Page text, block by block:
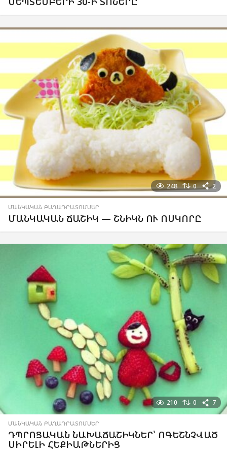
248 0 2
ՄԱՆԿԱԿԱՆ ԲԱՂԱԴՐԱՏՈՄՍԵՐ
ՄԱՆԿԱԿԱՆ ՃԱՇԻԿ — ՇՆԻԿՆ ՈՒ ՈՍԿՈՐԸ
210 0 7
ՄԱՆԿԱԿԱՆ ԲԱՂԱԴՐԱՏՈՄՍԵՐ
ԴՊՐՈՑԱԿԱՆ ՆԱԽԱՃԱՇԻԿՆԵՐ՝ ՈԳԵՇՆՉՎԱԾ
ՍԻՐԵԼԻ ՀԵՔԻԱԹՆԵՐԻՑ